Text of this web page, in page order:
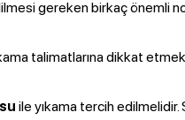
gereken birkaç önemli
talimatlarına dikkat
ile yıkama tercih